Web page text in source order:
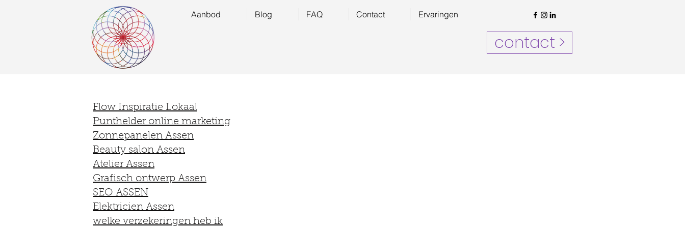
Aanbod Blog FAQ Contact Ervaringen
contact >
Flow Inspiratie Lokaal
Punthelder online marketing
Zonnepanelen Assen
Beauty salon Assen
Atelier Assen
Grafisch ontwerp Assen
SEO ASSEN
Elektricien Assen
welke verzekeringen heb ik